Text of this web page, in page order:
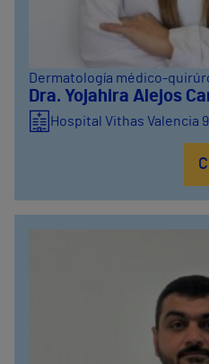
Dermatología médico-
Dra. Yojahira Alejos
Hospital Vithas Valencia